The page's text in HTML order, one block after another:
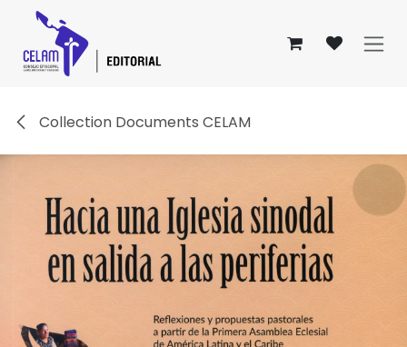
Se rendre au contenu
Collection Documents CELAM